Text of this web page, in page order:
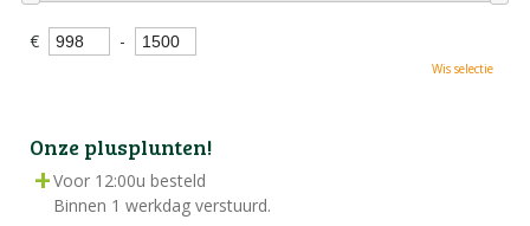
€ -
Wis selectie
Onze plusplunten!
Voor 12:00u besteld
Binnen 1 werkdag verstuurd.